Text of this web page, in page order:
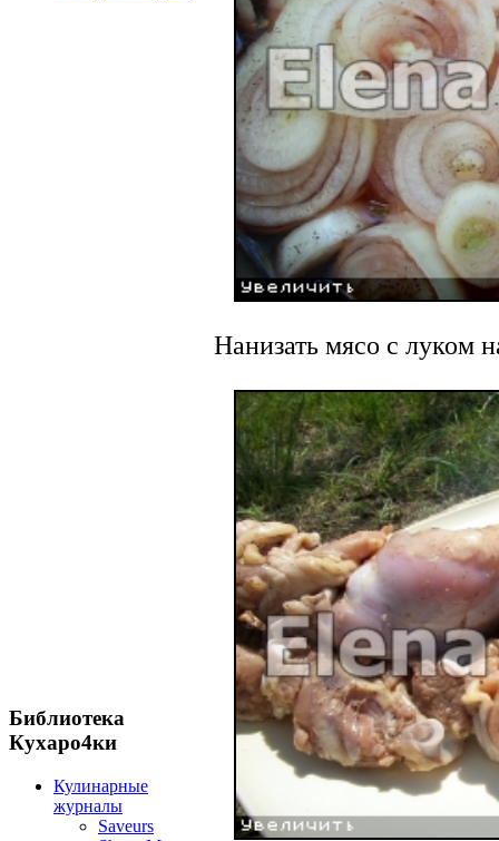
Библиотека
Кухаро4ки
Кулинарные
журналы
Saveurs
Нанизать мясо с луком